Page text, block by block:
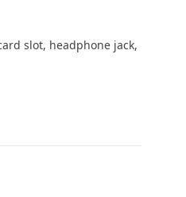
slot, headphone jack,